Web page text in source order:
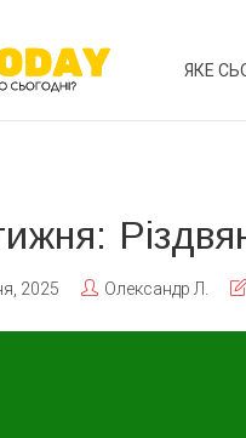
ЯКЕ
2025 Олександр Л.